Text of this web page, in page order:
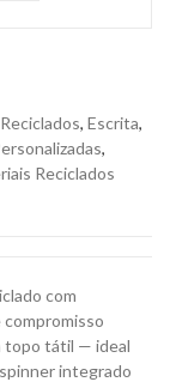
, Escrita,
,
Reciclados
com
topo tátil — ideal
integrado